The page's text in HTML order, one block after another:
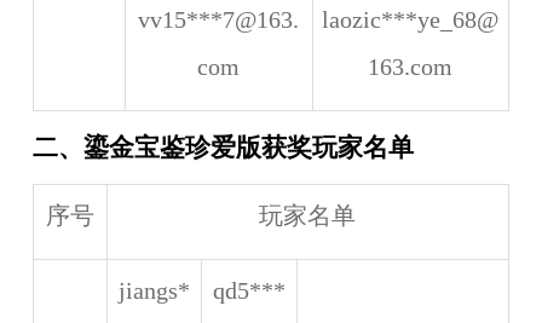
vv15***7@163.
com
laozic***ye_68@
163.com
二、鎏金宝鉴珍爱版获奖玩家名单
序号 玩家名单
jiangs*
qd5***